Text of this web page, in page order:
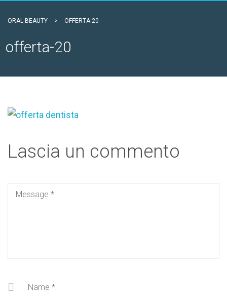
ORAL BEAUTY > OFFERTA-20
offerta-20
Lascia un commento